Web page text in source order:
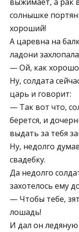
солнышке
хороший!
А царевна на
ладони
— Ой, как хорошо
Ну, солдата
царь и говорит:
— Так вот что,
берется, и
выдать за тебя
Ну, недолго
свадебку.
Да недолго
захотелось ему
— Чтобы тебе,
лошадь!
И дал он